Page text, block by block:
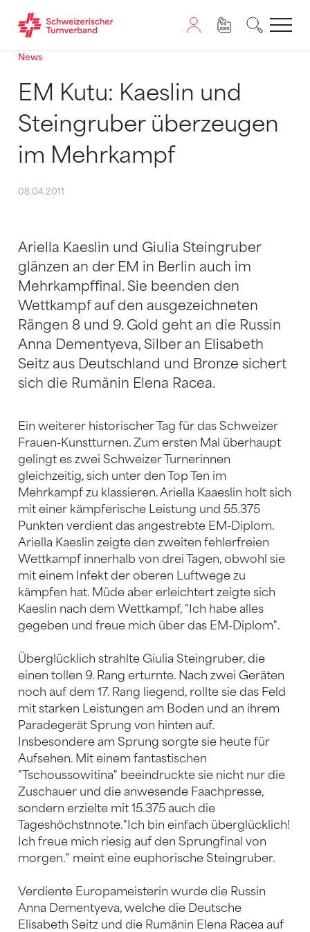
Zum Inhalt springen
Zur Sitemap navigieren
Zum Navigieren dieser Seite wird JavaScript benötigt.
News
EM Kutu: Kaeslin und
Steingruber überzeugen
im Mehrkampf
08.04.2011
Ariella Kaeslin und Giulia Steingruber
glänzen an der EM in Berlin auch im
Mehrkampffinal. Sie beenden den
Wettkampf auf den ausgezeichneten
Rängen 8 und 9. Gold geht an die Russin
Anna Dementyeva, Silber an Elisabeth
Seitz aus Deutschland und Bronze sichert
sich die Rumänin Elena Racea.
Ein weiterer historischer Tag für das Schweizer
Frauen-Kunstturnen. Zum ersten Mal überhaupt
gelingt es zwei Schweizer Turnerinnen
gleichzeitig, sich unter den Top Ten im
Mehrkampf zu klassieren. Ariella Kaaeslin holt sich
mit einer kämpferische Leistung und 55.375
Punkten verdient das angestrebte EM-Diplom.
Ariella Kaeslin zeigte den zweiten fehlerfreien
Wettkampf innerhalb von drei Tagen, obwohl sie
mit einem Infekt der oberen Luftwege zu
kämpfen hat. Müde aber erleichtert zeigte sich
Kaeslin nach dem Wettkampf, "Ich habe alles
gegeben und freue mich über das EM-Diplom".
Überglücklich strahlte Giulia Steingruber, die
einen tollen 9. Rang erturnte. Nach zwei Geräten
noch auf dem 17. Rang liegend, rollte sie das Feld
mit starken Leistungen am Boden und an ihrem
Paradegerät Sprung von hinten auf.
Insbesondere am Sprung sorgte sie heute für
Aufsehen. Mit einem fantastischen
"Tschoussowitina" beeindruckte sie nicht nur die
Zuschauer und die anwesende Faachpresse,
sondern erzielte mit 15.375 auch die
Tageshöchstnnote."Ich bin einfach überglücklich!
Ich freue mich riesig auf den Sprungfinal von
morgen." meint eine euphorische Steingruber.
Verdiente Europameisterin wurde die Russin
Anna Dementyeva, welche die Deutsche
Elisabeth Seitz und die Rumänin Elena Racea auf